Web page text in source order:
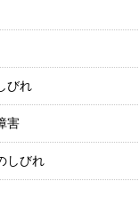
びれ
害
しびれ